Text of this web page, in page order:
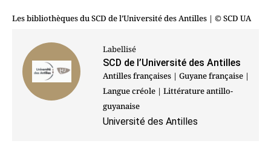
Les bibliothèques du SCD de l’Université des Antilles | © SCD UA
Labellisé
SCD de l’Université des Antilles
Antilles françaises | Guyane française |
Langue créole | Littérature antillo-
guyanaise
Université des Antilles